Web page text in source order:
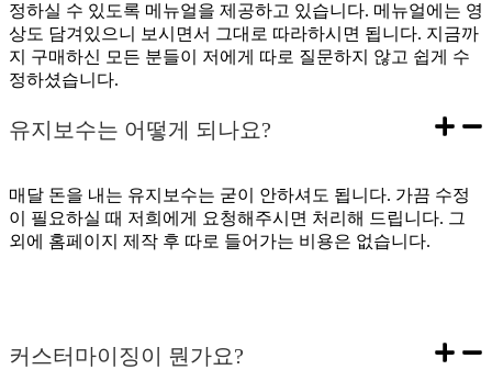
정하실 수 있도록 메뉴얼을 제공하고 있습니다. 메뉴얼에는 영
상도 담겨있으니 보시면서 그대로 따라하시면 됩니다. 지금까
지 구매하신 모든 분들이 저에게 따로 질문하지 않고 쉽게 수
정하셨습니다.
유지보수는 어떻게 되나요?
매달 돈을 내는 유지보수는 굳이 안하셔도 됩니다. 가끔 수정
이 필요하실 때 저희에게 요청해주시면 처리해 드립니다. 그
외에 홈페이지 제작 후 따로 들어가는 비용은 없습니다.
커스터마이징이 뭔가요?